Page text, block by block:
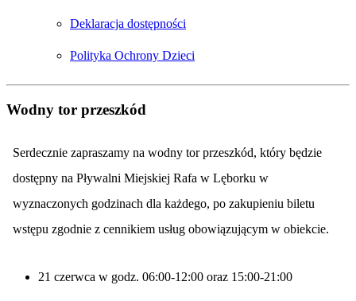
Deklaracja dostępności
Polityka Ochrony Dzieci
Wodny tor przeszkód
Serdecznie zapraszamy na wodny tor przeszkód, który będzie
dostępny na Pływalni Miejskiej Rafa w Lęborku w
wyznaczonych godzinach dla każdego, po zakupieniu biletu
wstępu zgodnie z cennikiem usług obowiązującym w obiekcie.
21 czerwca w godz. 06:00-12:00 oraz 15:00-21:00